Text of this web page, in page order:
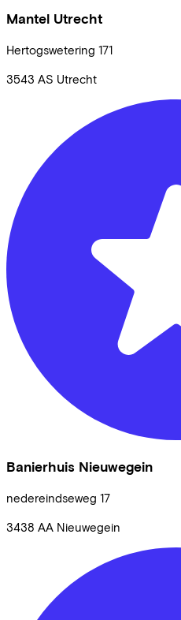
Mantel Utrecht
Hertogswetering 171
3543 AS Utrecht
Banierhuis Nieuwegein
nedereindseweg 17
3438 AA Nieuwegein